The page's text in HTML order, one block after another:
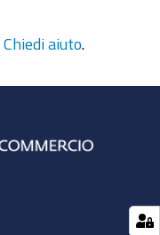
Chiedi aiuto